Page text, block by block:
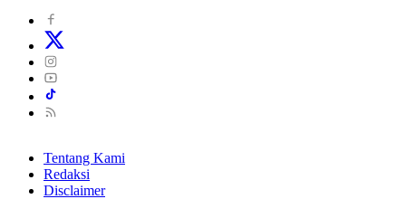
Tentang Kami
Redaksi
Disclaimer